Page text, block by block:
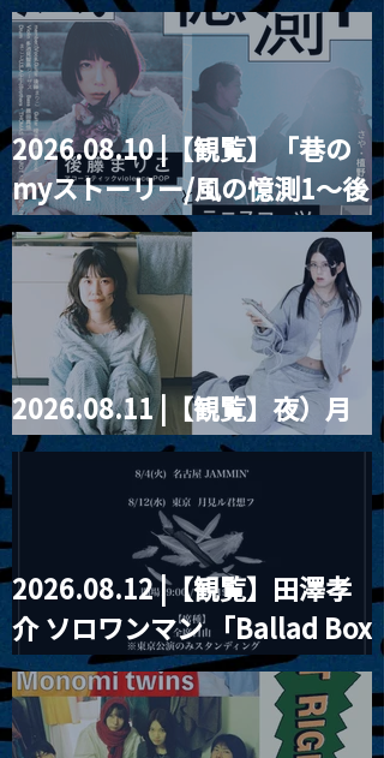
Blurred City Lights × 17歳
とベルリンの壁
2026.08.10 |【観覧】「巷の
myストーリー/風の憶測1～後
藤まりこアコースティック
violence POPとテニスコー
ツ」
2026.08.11 |【観覧】夜）月
見ル君想フpre. Sugar Shock
2026.08.12 |【観覧】田澤孝
介 ソロワンマン 「Ballad Box
2026」